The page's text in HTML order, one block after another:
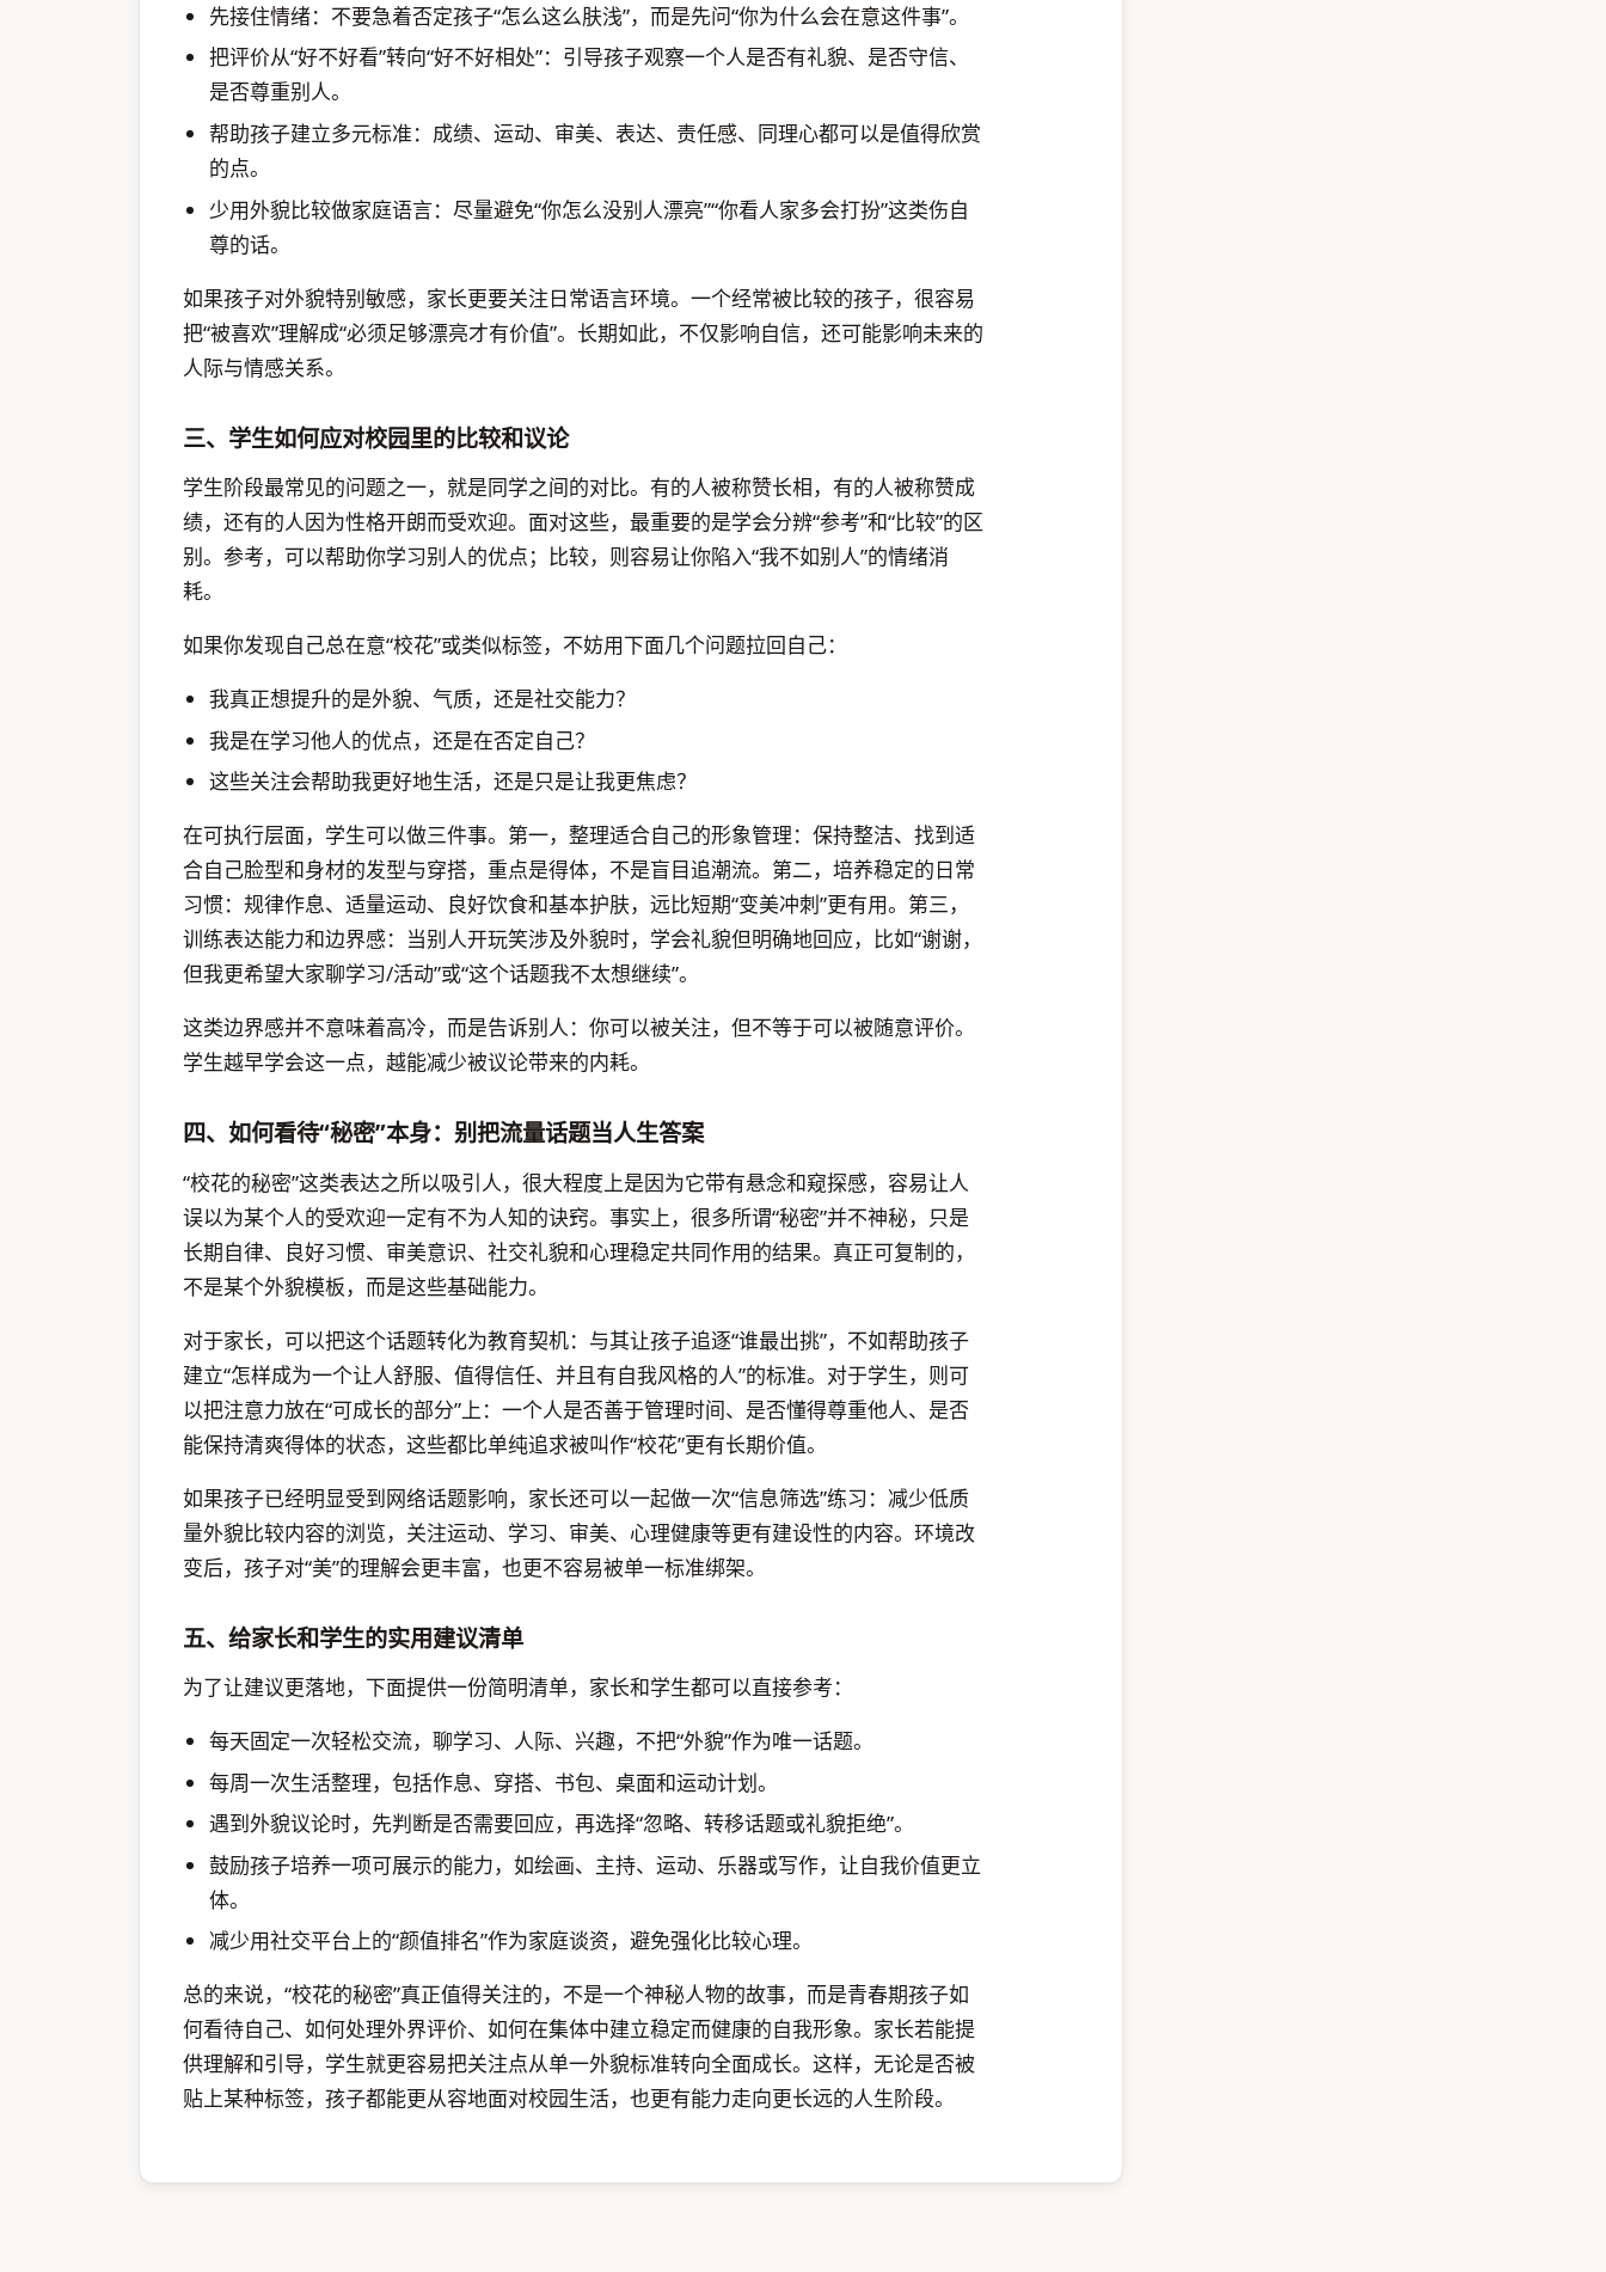
先接住情绪：不要急着否定孩子“怎么这么肤浅”，而是先问“你为什么会在意这件事”。
把评价从“好不好看”转向“好不好相处”：引导孩子观察一个人是否有礼貌、是否守信、
是否尊重别人。
帮助孩子建立多元标准：成绩、运动、审美、表达、责任感、同理心都可以是值得欣赏
的点。
少用外貌比较做家庭语言：尽量避免“你怎么没别人漂亮”“你看人家多会打扮”这类伤自
尊的话。
如果孩子对外貌特别敏感，家长更要关注日常语言环境。一个经常被比较的孩子，很容易
把“被喜欢”理解成“必须足够漂亮才有价值”。长期如此，不仅影响自信，还可能影响未来的
人际与情感关系。
三、学生如何应对校园里的比较和议论
学生阶段最常见的问题之一，就是同学之间的对比。有的人被称赞长相，有的人被称赞成
绩，还有的人因为性格开朗而受欢迎。面对这些，最重要的是学会分辨“参考”和“比较”的区
别。参考，可以帮助你学习别人的优点；比较，则容易让你陷入“我不如别人”的情绪消
耗。
如果你发现自己总在意“校花”或类似标签，不妨用下面几个问题拉回自己：
我真正想提升的是外貌、气质，还是社交能力？
我是在学习他人的优点，还是在否定自己？
这些关注会帮助我更好地生活，还是只是让我更焦虑？
在可执行层面，学生可以做三件事。第一，整理适合自己的形象管理：保持整洁、找到适
合自己脸型和身材的发型与穿搭，重点是得体，不是盲目追潮流。第二，培养稳定的日常
习惯：规律作息、适量运动、良好饮食和基本护肤，远比短期“变美冲刺”更有用。第三，
训练表达能力和边界感：当别人开玩笑涉及外貌时，学会礼貌但明确地回应，比如“谢谢，
但我更希望大家聊学习/活动”或“这个话题我不太想继续”。
这类边界感并不意味着高冷，而是告诉别人：你可以被关注，但不等于可以被随意评价。
学生越早学会这一点，越能减少被议论带来的内耗。
四、如何看待“秘密”本身：别把流量话题当人生答案
“校花的秘密”这类表达之所以吸引人，很大程度上是因为它带有悬念和窥探感，容易让人
误以为某个人的受欢迎一定有不为人知的诀窍。事实上，很多所谓“秘密”并不神秘，只是
长期自律、良好习惯、审美意识、社交礼貌和心理稳定共同作用的结果。真正可复制的，
不是某个外貌模板，而是这些基础能力。
对于家长，可以把这个话题转化为教育契机：与其让孩子追逐“谁最出挑”，不如帮助孩子
建立“怎样成为一个让人舒服、值得信任、并且有自我风格的人”的标准。对于学生，则可
以把注意力放在“可成长的部分”上：一个人是否善于管理时间、是否懂得尊重他人、是否
能保持清爽得体的状态，这些都比单纯追求被叫作“校花”更有长期价值。
如果孩子已经明显受到网络话题影响，家长还可以一起做一次“信息筛选”练习：减少低质
量外貌比较内容的浏览，关注运动、学习、审美、心理健康等更有建设性的内容。环境改
变后，孩子对“美”的理解会更丰富，也更不容易被单一标准绑架。
五、给家长和学生的实用建议清单
为了让建议更落地，下面提供一份简明清单，家长和学生都可以直接参考：
每天固定一次轻松交流，聊学习、人际、兴趣，不把“外貌”作为唯一话题。
每周一次生活整理，包括作息、穿搭、书包、桌面和运动计划。
遇到外貌议论时，先判断是否需要回应，再选择“忽略、转移话题或礼貌拒绝”。
鼓励孩子培养一项可展示的能力，如绘画、主持、运动、乐器或写作，让自我价值更立
体。
减少用社交平台上的“颜值排名”作为家庭谈资，避免强化比较心理。
总的来说，“校花的秘密”真正值得关注的，不是一个神秘人物的故事，而是青春期孩子如
何看待自己、如何处理外界评价、如何在集体中建立稳定而健康的自我形象。家长若能提
供理解和引导，学生就更容易把关注点从单一外貌标准转向全面成长。这样，无论是否被
贴上某种标签，孩子都能更从容地面对校园生活，也更有能力走向更长远的人生阶段。